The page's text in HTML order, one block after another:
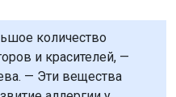
количество
и красителей, —
— Эти вещества